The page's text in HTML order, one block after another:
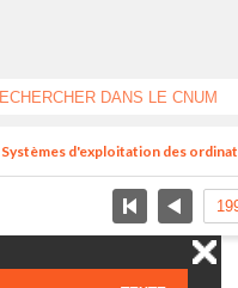
d'exploitation des